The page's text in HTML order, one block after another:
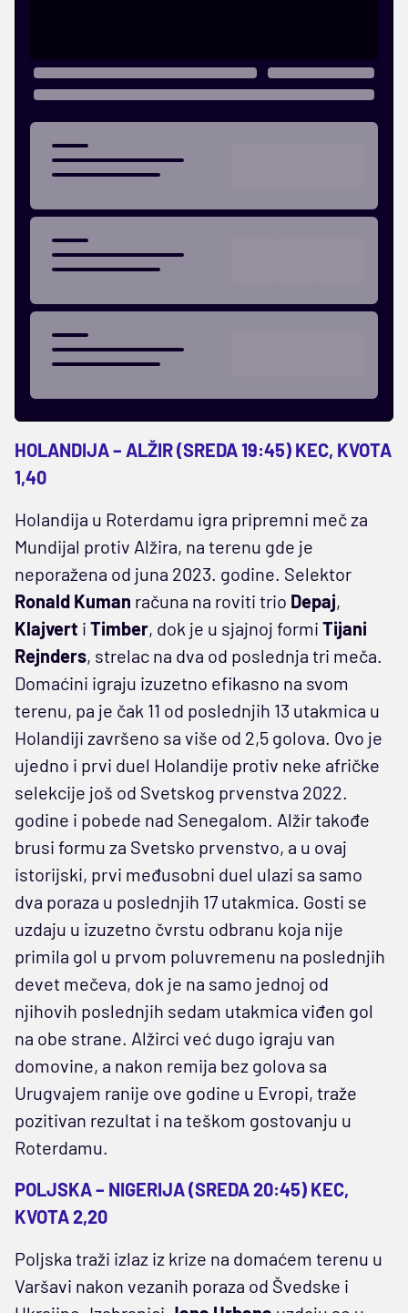
HOLANDIJA – ALŽIR (SREDA 19:45) KEC, KVOTA
1,40
Holandija u Roterdamu igra pripremni meč za
Mundijal protiv Alžira, na terenu gde je
neporažena od juna 2023. godine. Selektor
Ronald Kuman računa na roviti trio Depaj,
Klajvert i Timber, dok je u sjajnoj formi Tijani
Rejnders, strelac na dva od poslednja tri meča.
Domaćini igraju izuzetno efikasno na svom
terenu, pa je čak 11 od poslednjih 13 utakmica u
Holandiji završeno sa više od 2,5 golova. Ovo je
ujedno i prvi duel Holandije protiv neke afričke
selekcije još od Svetskog prvenstva 2022.
godine i pobede nad Senegalom. Alžir takođe
brusi formu za Svetsko prvenstvo, a u ovaj
istorijski, prvi međusobni duel ulazi sa samo
dva poraza u poslednjih 17 utakmica. Gosti se
uzdaju u izuzetno čvrstu odbranu koja nije
primila gol u prvom poluvremenu na poslednjih
devet mečeva, dok je na samo jednoj od
njihovih poslednjih sedam utakmica viđen gol
na obe strane. Alžirci već dugo igraju van
domovine, a nakon remija bez golova sa
Urugvajem ranije ove godine u Evropi, traže
pozitivan rezultat i na teškom gostovanju u
Roterdamu.
POLJSKA – NIGERIJA (SREDA 20:45) KEC,
KVOTA 2,20
Poljska traži izlaz iz krize na domaćem terenu u
Varšavi nakon vezanih poraza od Švedske i